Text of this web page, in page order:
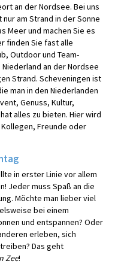
an der Nordsee. Bei uns
am Strand in der Sonne
Meer und machen Sie es
finden Sie fast alle
Outdoor und Team-
an der Nordsee
Strand. Scheveningen ist
man in den Niederlanden
Genuss, Kultur,
alles zu bieten. Hier wird
Freunde oder
in erster Linie vor allem
Jeder muss Spaß an die
Möchte man lieber viel
bei einem
und entspannen? Oder
erleben, sich
Das geht
Zee!